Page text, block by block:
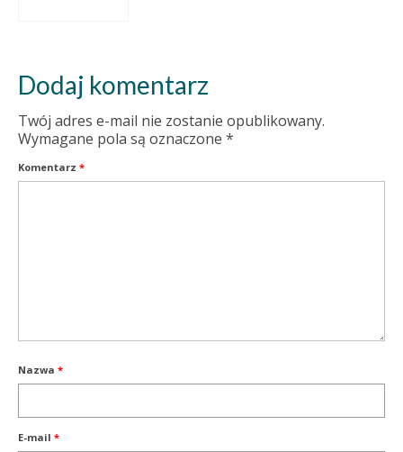
Dodaj komentarz
Twój adres e-mail nie zostanie opublikowany.
Wymagane pola są oznaczone *
Komentarz *
Nazwa *
E-mail *